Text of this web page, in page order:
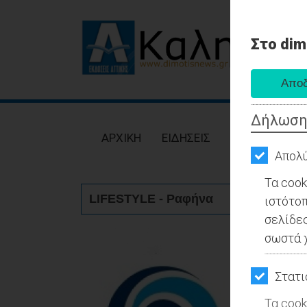
Στο
Τα
σωστά
Τα
ΕΙΔΗΣΕΙΣ
ΟΙΚΟΝΟΜΙΑ
AΡΧΙΚΗ ΕΙΔΗΣΕΙΣ
LIFESTYLE - Ραφήνα